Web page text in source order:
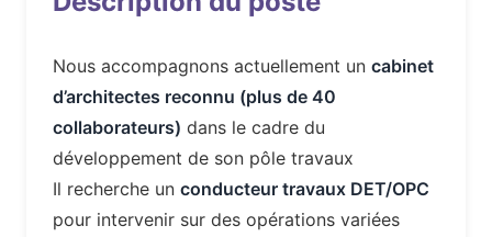
Nous accompagnons actuellement un cabinet
d’architectes reconnu (plus de 40
collaborateurs) dans le cadre du
développement de son pôle travaux
Il recherche un conducteur travaux DET/OPC
pour intervenir sur des opérations variées